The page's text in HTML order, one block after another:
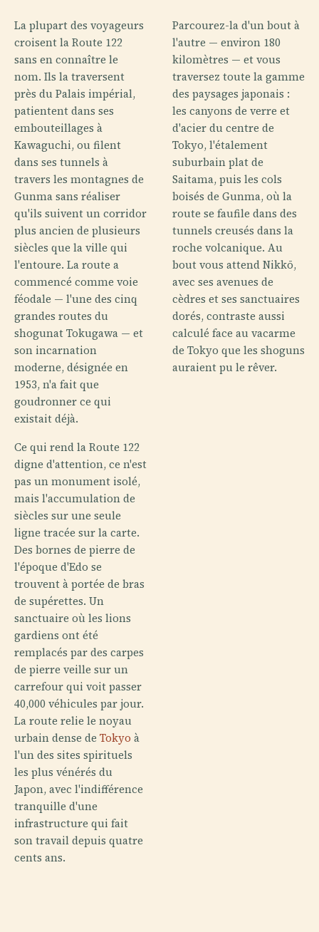
La plupart des voyageurs
croisent la Route 122
sans en connaître le
nom. Ils la traversent
près du Palais impérial,
patientent dans ses
embouteillages à
Kawaguchi, ou filent
dans ses tunnels à
travers les montagnes de
Gunma sans réaliser
qu'ils suivent un corridor
plus ancien de plusieurs
siècles que la ville qui
l'entoure. La route a
commencé comme voie
féodale — l'une des cinq
grandes routes du
shogunat Tokugawa — et
son incarnation
moderne, désignée en
1953, n'a fait que
goudronner ce qui
existait déjà.
Ce qui rend la Route 122
digne d'attention, ce n'est
pas un monument isolé,
mais l'accumulation de
siècles sur une seule
ligne tracée sur la carte.
Des bornes de pierre de
l'époque d'Edo se
trouvent à portée de bras
de supérettes. Un
sanctuaire où les lions
gardiens ont été
remplacés par des carpes
de pierre veille sur un
carrefour qui voit passer
40,000 véhicules par jour.
La route relie le noyau
urbain dense de Tokyo à
l'un des sites spirituels
les plus vénérés du
Japon, avec l'indifférence
tranquille d'une
infrastructure qui fait
son travail depuis quatre
cents ans.
Parcourez-la d'un bout à
l'autre — environ 180
kilomètres — et vous
traversez toute la gamme
des paysages japonais :
les canyons de verre et
d'acier du centre de
Tokyo, l'étalement
suburbain plat de
Saitama, puis les cols
boisés de Gunma, où la
route se faufile dans des
tunnels creusés dans la
roche volcanique. Au
bout vous attend Nikkō,
avec ses avenues de
cèdres et ses sanctuaires
dorés, contraste aussi
calculé face au vacarme
de Tokyo que les shoguns
auraient pu le rêver.